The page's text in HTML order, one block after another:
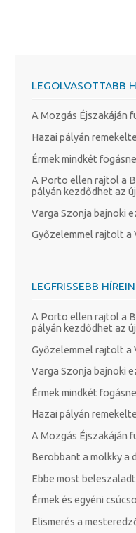
LEGOLVASOTTABB
A Mozgás Éjszakáján
Hazai pályán
Érmek mindkét
A Porto ellen rajtol a
pályán kezdődhet az
Varga Szonja bajnoki
Győzelemmel rajtolt a
LEGFRISSEBB
A Porto ellen rajtol a
pályán kezdődhet az
Győzelemmel rajtolt a
Varga Szonja bajnoki
Érmek mindkét
Hazai pályán
A Mozgás Éjszakáján
Berobbant a mölkky a
Ebbe most
Érmek és egyéni
Elismerés a